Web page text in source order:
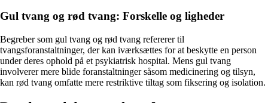
Gul tvang og rød tvang: Forskelle og ligheder
Begreber som gul tvang og rød tvang refererer til
tvangsforanstaltninger, der kan iværksættes for at beskytte en person
under deres ophold på et psykiatrisk hospital. Mens gul tvang
involverer mere blide foranstaltninger såsom medicinering og tilsyn,
kan rød tvang omfatte mere restriktive tiltag som fiksering og isolation.